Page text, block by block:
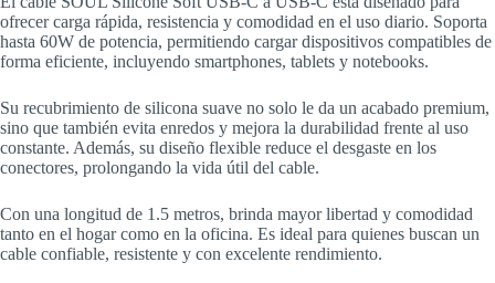
ofrecer carga rápida, resistencia y comodidad en el uso diario. Soporta
hasta 60W de potencia, permitiendo cargar dispositivos compatibles de
forma eficiente, incluyendo smartphones, tablets y notebooks.
Su recubrimiento de silicona suave no solo le da un acabado premium,
sino que también evita enredos y mejora la durabilidad frente al uso
constante. Además, su diseño flexible reduce el desgaste en los
conectores, prolongando la vida útil del cable.
Con una longitud de 1.5 metros, brinda mayor libertad y comodidad
tanto en el hogar como en la oficina. Es ideal para quienes buscan un
cable confiable, resistente y con excelente rendimiento.